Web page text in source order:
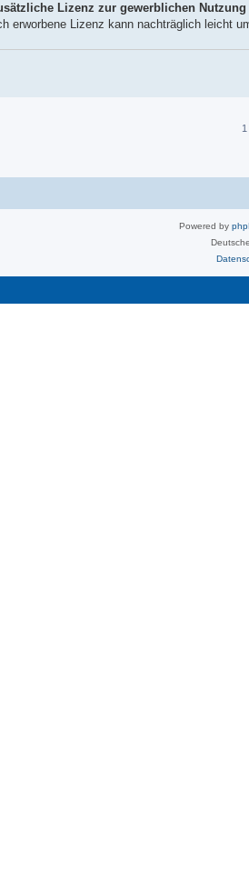
Lizenz zur gewerblichen Nutzung
erworbene Lizenz kann nachträglich leicht
Powered by